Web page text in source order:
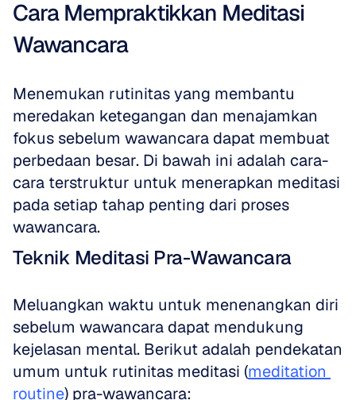
Cara Mempraktikkan Meditasi
Wawancara
Menemukan rutinitas yang membantu
meredakan ketegangan dan menajamkan
fokus sebelum wawancara dapat membuat
perbedaan besar. Di bawah ini adalah cara-
cara terstruktur untuk menerapkan meditasi
pada setiap tahap penting dari proses
wawancara.
Teknik Meditasi Pra-Wawancara
Meluangkan waktu untuk menenangkan diri
sebelum wawancara dapat mendukung
kejelasan mental. Berikut adalah pendekatan
umum untuk rutinitas meditasi (meditation
routine) pra-wawancara: